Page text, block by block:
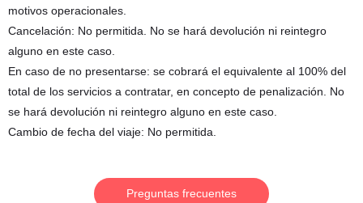
motivos operacionales.
Cancelación: No permitida. No se hará devolución ni reintegro
alguno en este caso.
En caso de no presentarse: se cobrará el equivalente al 100% del
total de los servicios a contratar, en concepto de penalización. No
se hará devolución ni reintegro alguno en este caso.
Cambio de fecha del viaje: No permitida.
Preguntas frecuentes